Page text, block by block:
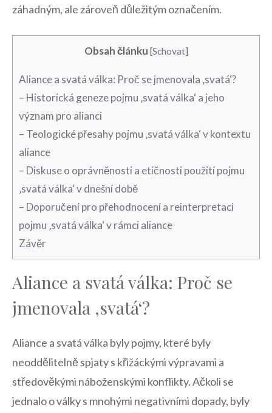
záhadným, ale zároveň důležitým označením.
Obsah článku [Schovat]
Aliance a ​svatá válka: Proč se jmenovala ‚svatá‘?
– Historická geneze pojmu ‚svatá válka‘ a jeho
význam ‌pro alianci
– Teologické přesahy pojmu ‚svatá ⁤válka‘ v kontextu
aliance
– Diskuse o oprávněnosti a etičnosti použití pojmu
‚svatá válka‘ v dnešní​ době
– Doporučení pro přehodnocení a reinterpretaci
pojmu ‚svatá válka‘ v rámci aliance
Závěr
Aliance a ​svatá válka: Proč se
jmenovala ‚svatá‘?
Aliance a svatá válka byly pojmy, které byly
neoddělitelně spjaty s křižáckými výpravami a
středověkými náboženskými konflikty. Ačkoli se
jednalo⁢ o války s ‍mnohými negativními dopady, byly